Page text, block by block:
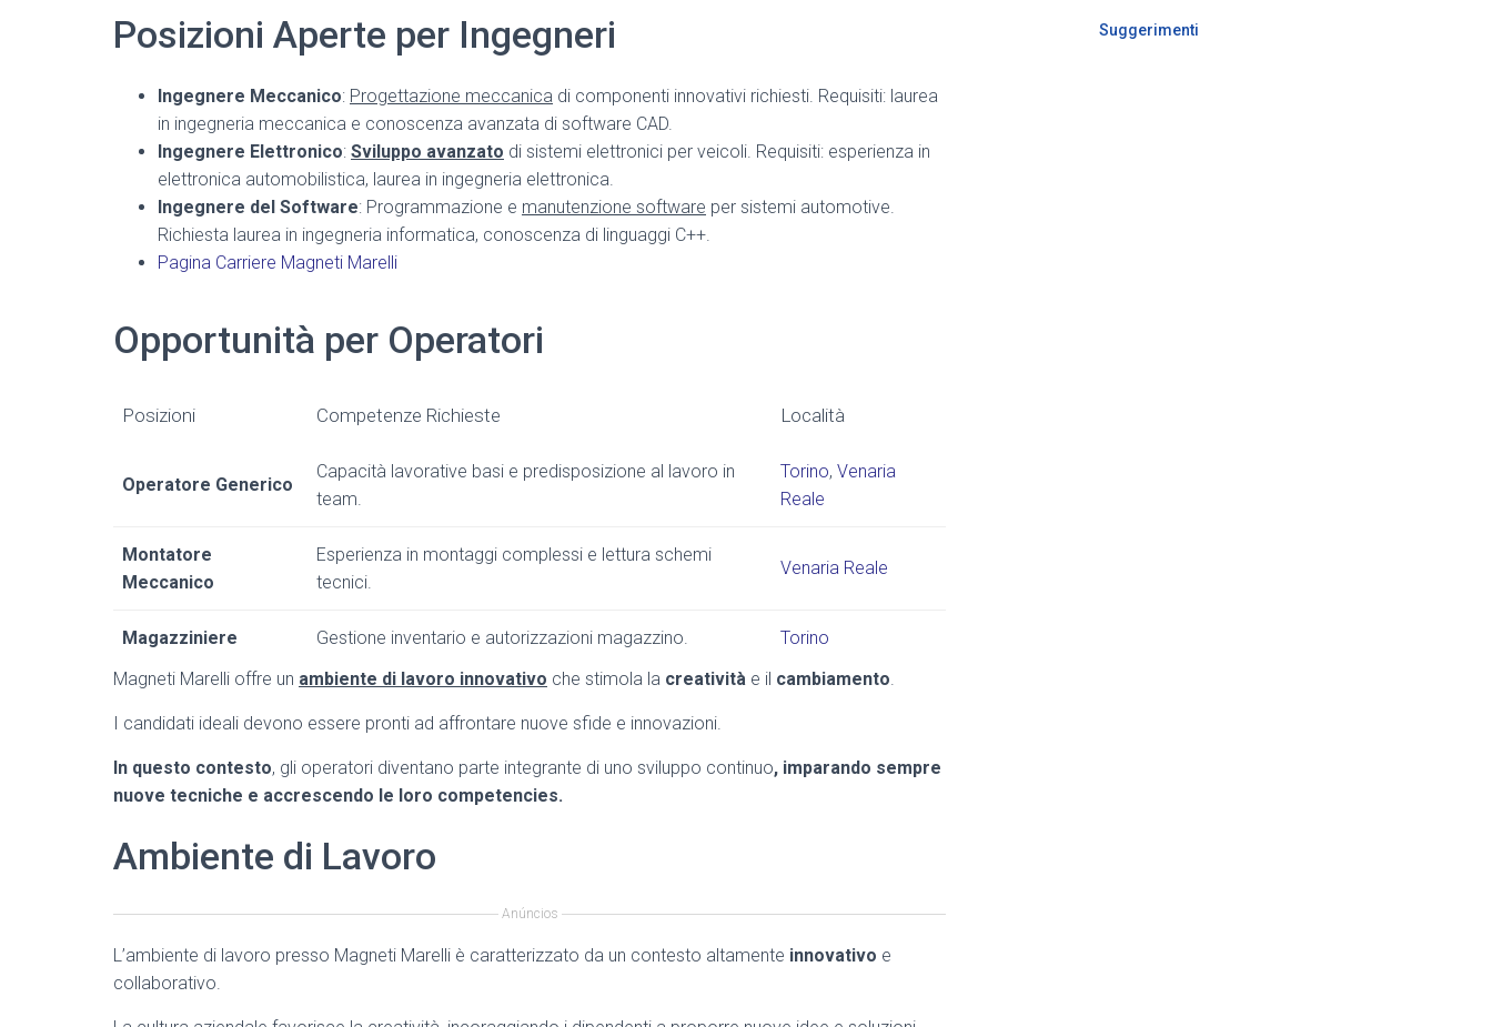
Posizioni Aperte per Ingegneri
Ingegnere Meccanico: Progettazione meccanica di componenti innovativi richiesti. Requisiti: laurea
in ingegneria meccanica e conoscenza avanzata di software CAD.
Ingegnere Elettronico: Sviluppo avanzato di sistemi elettronici per veicoli. Requisiti: esperienza in
elettronica automobilistica, laurea in ingegneria elettronica.
Ingegnere del Software: Programmazione e manutenzione software per sistemi automotive.
Richiesta laurea in ingegneria informatica, conoscenza di linguaggi C++.
Pagina Carriere Magneti Marelli
Opportunità per Operatori
Posizioni Competenze Richieste Località
Operatore Generico
Capacità lavorative basi e predisposizione al lavoro in
team.
Torino, Venaria
Reale
Montatore
Meccanico
Esperienza in montaggi complessi e lettura schemi
tecnici.
Venaria Reale
Magazziniere Gestione inventario e autorizzazioni magazzino.
Torino
Magneti Marelli offre un ambiente di lavoro innovativo che stimola la creatività e il cambiamento.
I candidati ideali devono essere pronti ad affrontare nuove sfide e innovazioni.
In questo contesto, gli operatori diventano parte integrante di uno sviluppo continuo, imparando sempre
nuove tecniche e accrescendo le loro competencies.
Ambiente di Lavoro
Anúncios
L’ambiente di lavoro presso Magneti Marelli è caratterizzato da un contesto altamente innovativo e
collaborativo.
Suggerimenti